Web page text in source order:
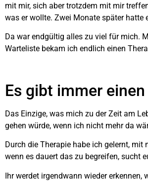
mit mir, sich aber trotzdem mit mir
was er wollte. Zwei Monate später hatte
Da war endgültig alles zu viel für mich.
Warteliste bekam ich endlich einen
Es gibt immer
Das Einzige, was mich zu der Zeit am
gehen würde, wenn ich nicht mehr da
Durch die Therapie habe ich gelernt,
wenn es dauert das zu begreifen, sucht
Ihr werdet irgendwann wieder